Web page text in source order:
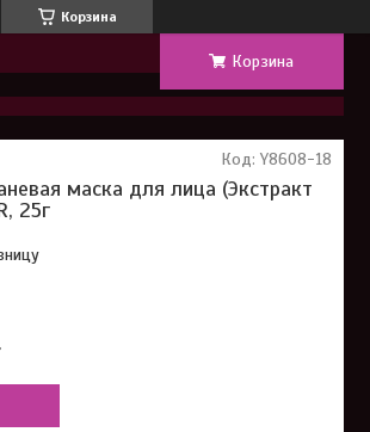
Корзина
Корзина
маска для лица (Экстракт
25г
Код: Y8608-18